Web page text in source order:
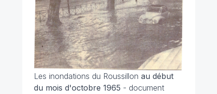
Les inondations du Roussillon au début
du mois d'octobre 1965 - document